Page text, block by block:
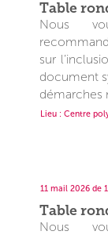
Table
Nous
sur
document
démarches
Lieu : Centre
11 mail 2026 de
Table
Nous